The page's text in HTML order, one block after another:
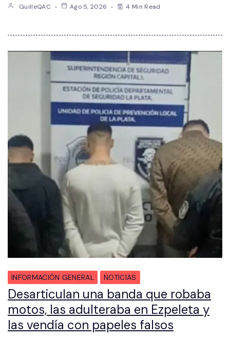
GuilleQAC Ago 5, 2026 4 Min Read
INFORMACIÓN GENERAL NOTICIAS
Desarticulan una banda que robaba
motos, las adulteraba en Ezpeleta y
las vendía con papeles falsos